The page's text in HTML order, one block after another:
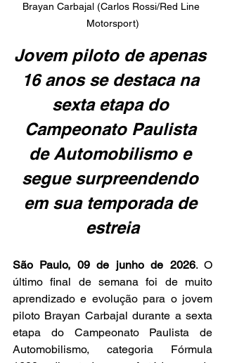
Brayan Carbajal (Carlos Rossi/Red Line
Motorsport)
Jovem piloto de apenas
16 anos se destaca na
sexta etapa do
Campeonato Paulista
de Automobilismo e
segue surpreendendo
em sua temporada de
estreia
São Paulo, 09 de junho de 2026. O
último final de semana foi de muito
aprendizado e evolução para o jovem
piloto Brayan Carbajal durante a sexta
etapa do Campeonato Paulista de
Automobilismo, categoria Fórmula